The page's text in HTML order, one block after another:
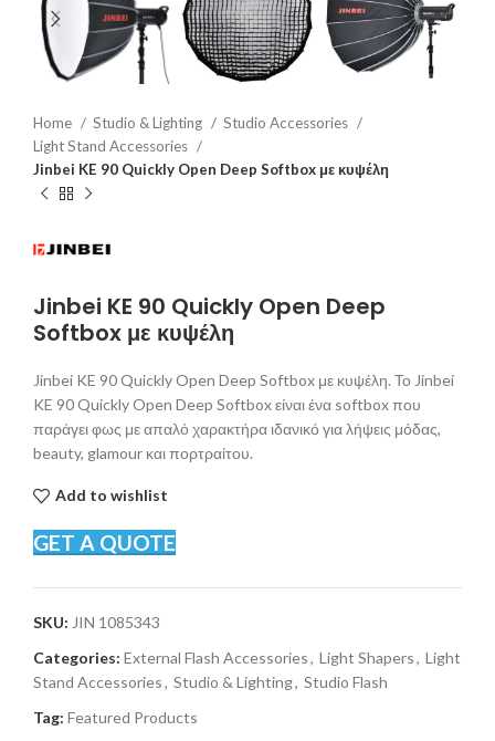
Home Studio & Lighting
Studio Accessories
Light Stand Accessories
Jinbei KE 90 Quickly Open Deep Softbox με κυψέλη
Jinbei KE 90 Quickly Open Deep
Softbox με κυψέλη
Jinbei KE 90 Quickly Open Deep Softbox με κυψέλη. Το Jinbei
KE 90 Quickly Open Deep Softbox είναι ένα softbox που
παράγει φως με απαλό χαρακτήρα ιδανικό για λήψεις μόδας,
beauty, glamour και πορτραίτου.
Add to wishlist
GET A QUOTE
SKU: JIN 1085343
Categories: External Flash Accessories, Light Shapers, Light
Stand Accessories, Studio & Lighting, Studio Flash
Tag: Featured Products